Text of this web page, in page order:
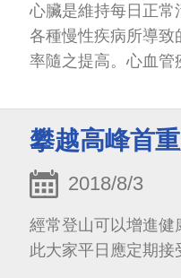
心臟是維持每日正常
各種慢性疾病所導
率隨之提高。心血管
攀越高峰首
2018/8/3
經常登山可以增進健
此大家平日應定期